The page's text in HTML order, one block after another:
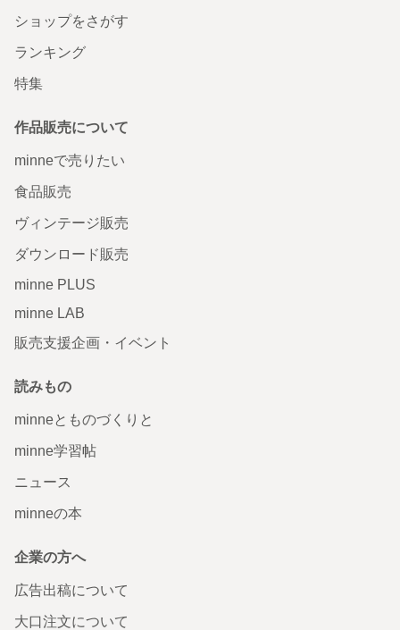
ショップをさがす
ランキング
特集
作品販売について
minneで売りたい
食品販売
ヴィンテージ販売
ダウンロード販売
minne PLUS
minne LAB
販売支援企画・イベント
読みもの
minneとものづくりと
minne学習帖
ニュース
minneの本
企業の方へ
広告出稿について
大口注文について